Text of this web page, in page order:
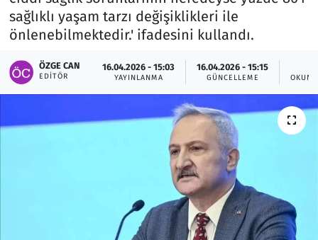
sağlıklı yaşam tarzı değişiklikleri ile
önlenebilmektedir.' ifadesini kullandı.
ÖZGE CAN
EDITÖR
16.04.2026 - 15:03
YAYINLANMA
16.04.2026 - 15:15
GÜNCELLEME
Oyun
Ramazan
Resmi İlanlar